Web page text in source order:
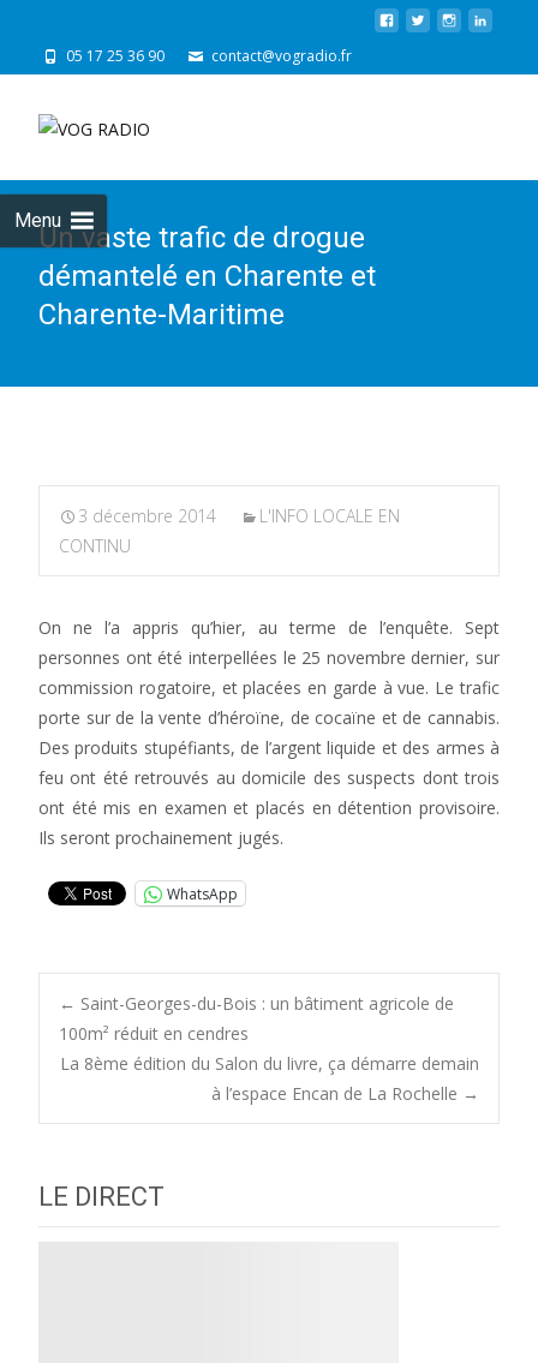
05 17 25 36 90 contact@vogradio.fr
Menu
Un vaste trafic de drogue
démantelé en Charente et
Charente-Maritime
3 décembre 2014
L'INFO LOCALE EN
CONTINU
On ne l’a appris qu’hier, au terme de l’enquête. Sept
personnes ont été interpellées le 25 novembre dernier, sur
commission rogatoire, et placées en garde à vue. Le trafic
porte sur de la vente d’héroïne, de cocaïne et de cannabis.
Des produits stupéfiants, de l’argent liquide et des armes à
feu ont été retrouvés au domicile des suspects dont trois
ont été mis en examen et placés en détention provisoire.
Ils seront prochainement jugés.
WhatsApp
Post
navigation
← Saint-Georges-du-Bois : un bâtiment agricole de
100m² réduit en cendres
La 8ème édition du Salon du livre, ça démarre demain
à l’espace Encan de La Rochelle →
LE DIRECT